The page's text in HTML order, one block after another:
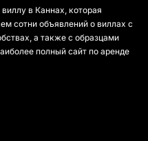
в Каннах, которая
сотни объявлений о виллах с
а также с образцами
полный сайт по аренде